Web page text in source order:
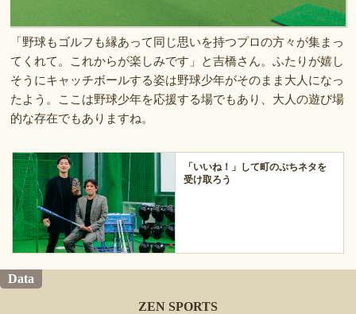
「野球もゴルフも縁あって同じ思いを持つプロの方々が集まっ
てくれて。これからが楽しみです」と吉橋さん。ふたりが嬉し
そうにキャッチボールする姿は野球少年がそのまま大人になっ
たよう。ここは野球少年を応援する場でもあり、大人の遊び場
的な存在でもありますね。
「いいね！」して町のぷちネタを
受け取ろう
Data
ZEN SPORTS